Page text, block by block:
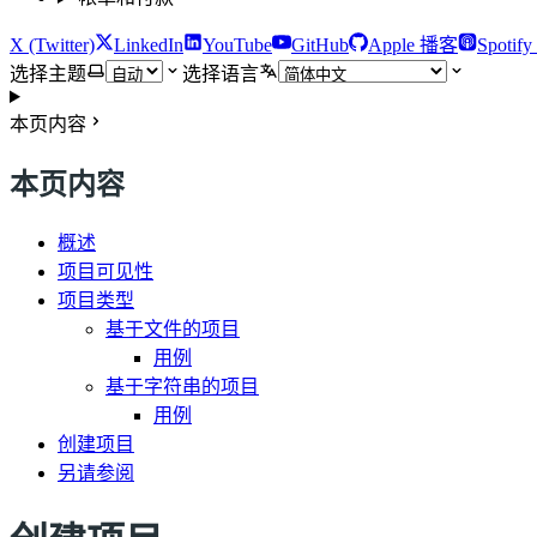
X (Twitter) LinkedIn YouTube GitHub Apple 播客
选择主题
选择语言
本页内容
本页内容
概述
项目可见性
项目类型
基于文件的项目
用例
基于字符串的项目
用例
创建项目
另请参阅